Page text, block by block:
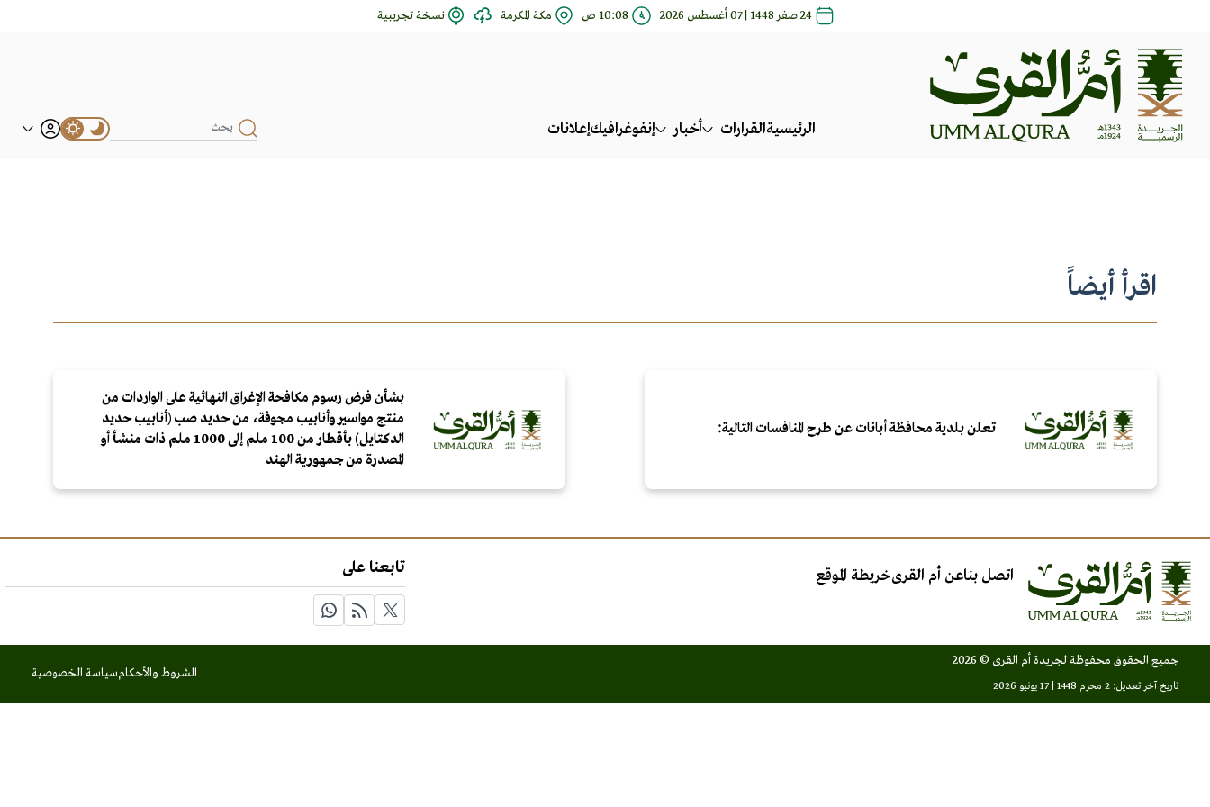
24 صفر 1448 | 07 أغسطس 2026 10:08 ص مكة المكرمة نسخة تجريبية
الرئيسيةالقرارات أخبار إنفوغرافيكإعلانات
اقرأ أيضاً
تعلن بلدية محافظة أبانات عن طرح المنافسات التالية:
بشأن فرض رسوم مكافحة الإغراق النهائية على الواردات من
منتج مواسير وأنابيب مجوفة، من حديد صب (أنابيب حديد
الدكتايل) بأقطار من 100 ملم إلى 1000 ملم ذات منشأ أو
المصدرة من جمهورية الهند
اتصل بناعن أم القرىخريطة الموقع تابعنا على
جميع الحقوق محفوظة لجريدة أم القرى © 2026
تاريخ آخر تعديل: 2 محرم 1448 | 17 يونيو 2026
الشروط والأحكامسياسة الخصوصية